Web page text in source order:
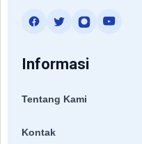
Informasi
Tentang Kami
Kontak